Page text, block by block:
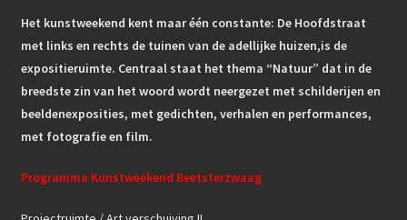
Het kunstweekend kent maar één constante: De Hoofdstraat
met links en rechts de tuinen van de adellijke huizen,is de
expositieruimte. Centraal staat het thema “Natuur” dat in de
breedste zin van het woord wordt neergezet met schilderijen en
beeldenexposities, met gedichten, verhalen en performances,
met fotografie en film.
Programma Kunstweekend Beetsterzwaag